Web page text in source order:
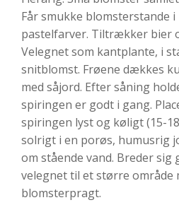
Får smukke blomsterstande
pastelfarver. Tiltrækker bier
Velegnet som kantplante, i
snitblomst. Frøene dækkes
med såjord. Efter såning
spiringen er godt i gang.
spiringen lyst og køligt (15-
solrigt i en porøs, humusrig
om stående vand. Breder
velegnet til et større område
blomsterpragt.